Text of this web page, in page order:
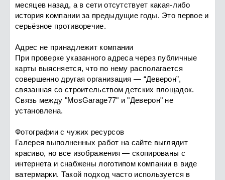
месяцев назад, а в сети отсутствует какая-либо
история компании за предыдущие годы. Это первое и
серьёзное противоречие.
Адрес не принадлежит компании
При проверке указанного адреса через публичные
карты выясняется, что по нему располагается
совершенно другая организация — “Деверон”,
связанная со строительством детских площадок.
Связь между "MosGarage77" и "Деверон" не
установлена.
Фотографии с чужих ресурсов
Галерея выполненных работ на сайте выглядит
красиво, но все изображения — скопированы с
интернета и снабжены логотипом компании в виде
ватермарки. Такой подход часто используется в